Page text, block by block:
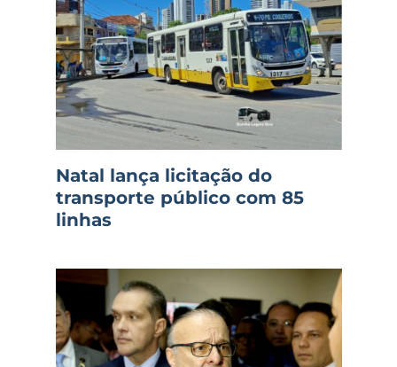
Natal lança licitação do
transporte público com 85
linhas